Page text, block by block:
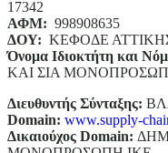
17342
ΑΦΜ: 998908635
ΔΟΥ: ΚΕΦΟΔΕ
Όνομα Ιδιοκτήτη και
ΚΑΙ ΣΙΑ
Διευθυντής Σύνταξης:
Domain: www.supply-
Δικαιούχος Domain: